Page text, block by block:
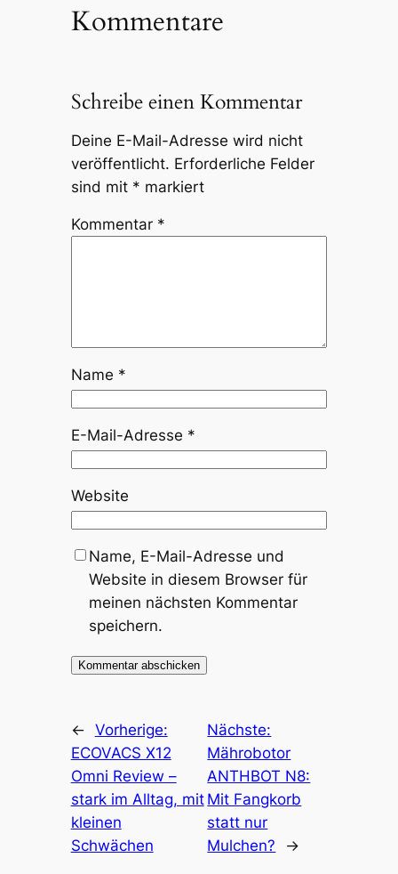
Kommentare
Schreibe einen Kommentar
Deine E-Mail-Adresse wird nicht
veröffentlicht. Erforderliche Felder
sind mit * markiert
Kommentar *
Name *
E-Mail-Adresse *
Website
Name, E-Mail-Adresse und
Website in diesem Browser für
meinen nächsten Kommentar
speichern.
← Vorherige:
ECOVACS X12
Omni Review –
stark im Alltag, mit
kleinen
Schwächen
Nächste:
Mährobotor
ANTHBOT N8:
Mit Fangkorb
statt nur
Mulchen?
→